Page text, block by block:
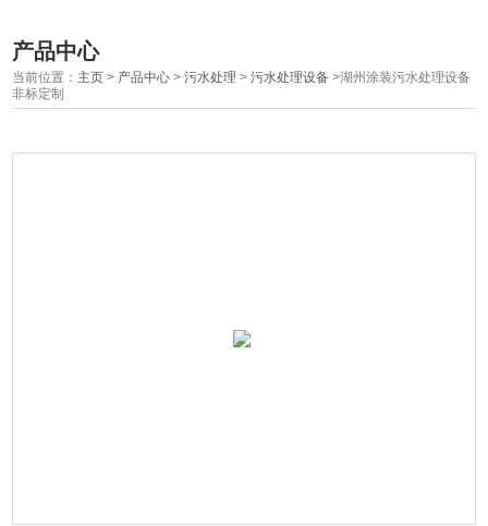
产品中心
当前位置： 主页 > 产品中心 >污水处理 >污水处理设备 >湖州涂装污水处理设备
非标定制